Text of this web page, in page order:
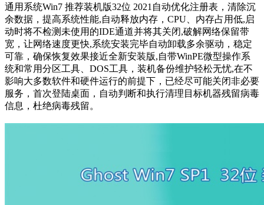
通用系统Win7 推荐装机版32位 2021自动优化注册表，清除沉
余数据，提高系统性能,自动释放内存，CPU、内存占用低,启
动时将不检测未使用的IDE通道并将其关闭,破解网络保留带
宽，让网络速度更快,系统安装完毕自动卸载多余驱动，稳定
可靠，确保恢复效果接近全新安装版,自带WinPE微型操作系
统和常用分区工具、DOS工具，装机备份维护轻松无忧,在不
影响大多数软件和硬件运行的前提下，已经尽可能关闭非必要
服务，首次登陆桌面，自动判断和执行清理目标机器残留病毒
信息，杜绝病毒残留。